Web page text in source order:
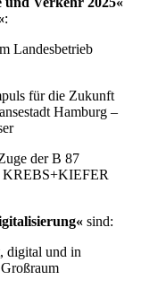
:
Landesbetrieb
für die Zukunft
Hamburg –
der B 87
KREBS+KIEFER
sind:
digital und in